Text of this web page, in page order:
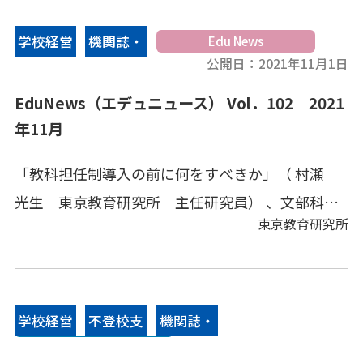
学校経営
機関誌・
Edu News
公開日： 2021年11月1日
EduNews（エデュニュース） Vol．102 2021
年11月
「教科担任制導入の前に何をすべきか」（ 村瀬
光生 東京教育研究所 主任研究員） 、文部科学
省情報、地方教育行政情報、その他の教育情報、
東京教育研究所
学校経営
不登校支
機関誌・